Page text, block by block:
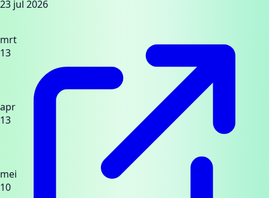
mrt
13
apr
13
mei
10
23 jul 2026